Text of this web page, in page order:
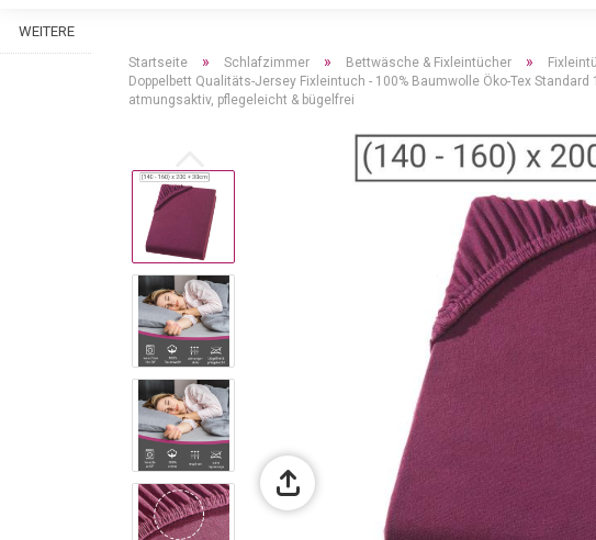
WEITERE
Startseite » Schlafzimmer » Bettwäsche & Fixleintücher »
Doppelbett Qualitäts-Jersey Fixleintuch - 100% Baumwolle Öko-Tex
atmungsaktiv, pflegeleicht & bügelfrei